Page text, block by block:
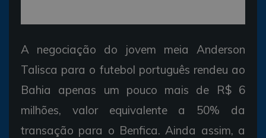
A negociação do jovem meia Anderson
Talisca para o futebol português rendeu ao
Bahia apenas um pouco mais de R$ 6
milhões, valor equivalente a 50% da
transação para o Benfica. Ainda assim, a